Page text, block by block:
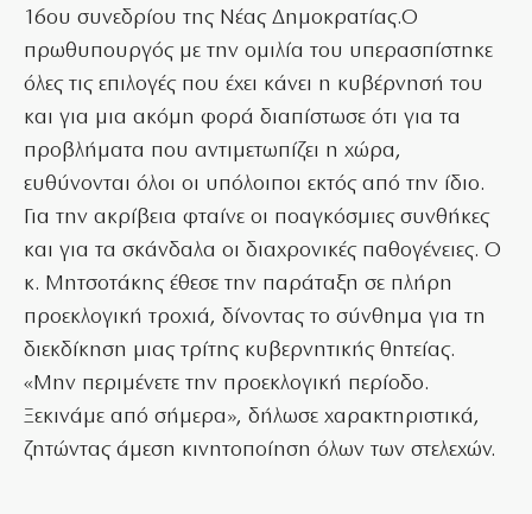
16ου συνεδρίου της Νέας Δημοκρατίας.Ο
πρωθυπουργός με την ομιλία του υπερασπίστηκε
όλες τις επιλογές που έχει κάνει η κυβέρνησή του
και για μια ακόμη φορά διαπίστωσε ότι για τα
προβλήματα που αντιμετωπίζει η χώρα,
ευθύνονται όλοι οι υπόλοιποι εκτός από την ίδιο.
Για την ακρίβεια φταίνε οι ποαγκόσμιες συνθήκες
και για τα σκάνδαλα οι διαχρονικές παθογένειες. Ο
κ. Μητσοτάκης έθεσε την παράταξη σε πλήρη
προεκλογική τροχιά, δίνοντας το σύνθημα για τη
διεκδίκηση μιας τρίτης κυβερνητικής θητείας.
«Μην περιμένετε την προεκλογική περίοδο.
Ξεκινάμε από σήμερα», δήλωσε χαρακτηριστικά,
ζητώντας άμεση κινητοποίηση όλων των στελεχών.